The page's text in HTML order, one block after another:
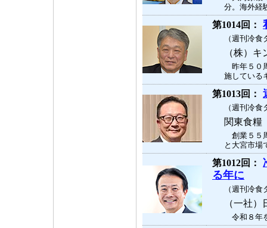
分。海外経
第1014回：
（週刊冷
（株）
昨年５０
施している
第1013回：
（週刊冷
関東食
創業５５
と大宮市場
第1012回：
る年に
（週刊冷
（一社
令和８年